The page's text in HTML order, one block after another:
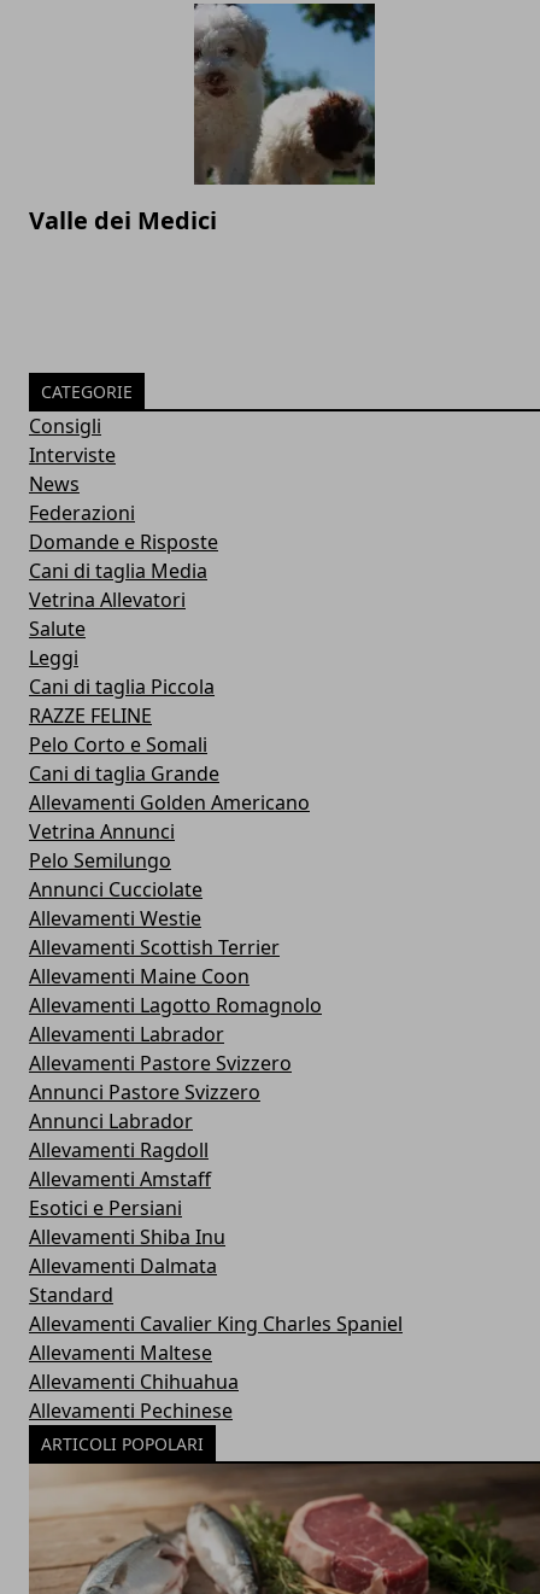
Valle dei Medici
CATEGORIE
Consigli
Interviste
News
Federazioni
Domande e Risposte
Cani di taglia Media
Vetrina Allevatori
Salute
Leggi
Cani di taglia Piccola
RAZZE FELINE
Pelo Corto e Somali
Cani di taglia Grande
Allevamenti Golden Americano
Vetrina Annunci
Pelo Semilungo
Annunci Cucciolate
Allevamenti Westie
Allevamenti Scottish Terrier
Allevamenti Maine Coon
Allevamenti Lagotto Romagnolo
Allevamenti Labrador
Allevamenti Pastore Svizzero
Annunci Pastore Svizzero
Annunci Labrador
Allevamenti Ragdoll
Allevamenti Amstaff
Esotici e Persiani
Allevamenti Shiba Inu
Allevamenti Dalmata
Standard
Allevamenti Cavalier King Charles Spaniel
Allevamenti Maltese
Allevamenti Chihuahua
Allevamenti Pechinese
ARTICOLI POPOLARI